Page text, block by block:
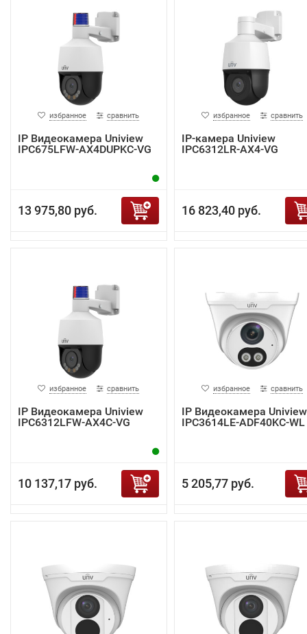
избранное сравнить
IP Видеокамера Uniview
IPC675LFW-AX4DUPKC-VG
13 975,80 руб.
избранное сравнить
IP-камера Uniview
IPC6312LR-AX4-VG
16 823,40 руб.
избранное сравнить
IP Видеокамера Uniview
IPC6312LFW-AX4C-VG
10 137,17 руб.
избранное сравнить
IP Видеокамера Uniview
IPC3614LE-ADF40KC-WL
5 205,77 руб.